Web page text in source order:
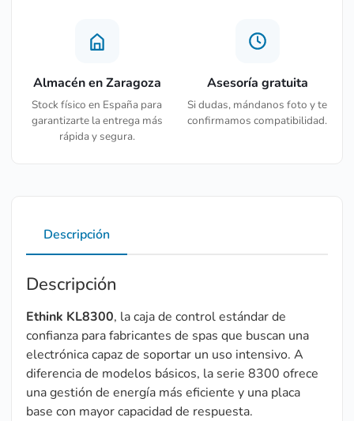
Almacén en Zaragoza
Stock físico en España para
garantizarte la entrega más
rápida y segura.
Asesoría gratuita
Si dudas, mándanos foto y te
confirmamos compatibilidad.
Descripción
Descripción
Ethink KL8300, la caja de control estándar de
confianza para fabricantes de spas que buscan una
electrónica capaz de soportar un uso intensivo. A
diferencia de modelos básicos, la serie 8300 ofrece
una gestión de energía más eficiente y una placa
base con mayor capacidad de respuesta.